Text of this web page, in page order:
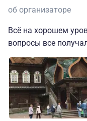
об организаторе
Всё на хорошем
вопросы все